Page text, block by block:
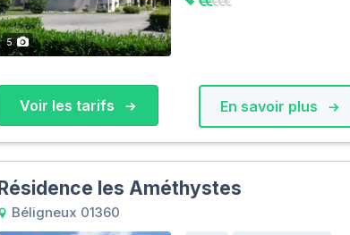
5
Voir les tarifs En savoir plus
Résidence les Améthystes
Béligneux 01360